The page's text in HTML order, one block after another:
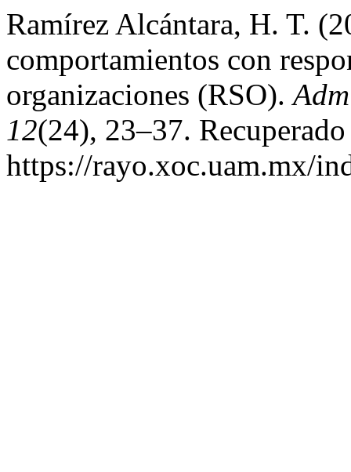
Ramírez Alcántara, H. T.
comportamientos con
organizaciones (RSO).
12(24), 23–37.
https://rayo.xoc.uam.mx/